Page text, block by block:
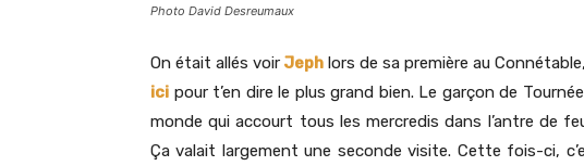
Photo David Desreumaux
On était allés voir Jeph lors de sa première au
ici pour t’en dire le plus grand bien. Le garçon de
monde qui accourt tous les mercredis dans l’antre de
Ça valait largement une seconde visite. Cette fois-ci,